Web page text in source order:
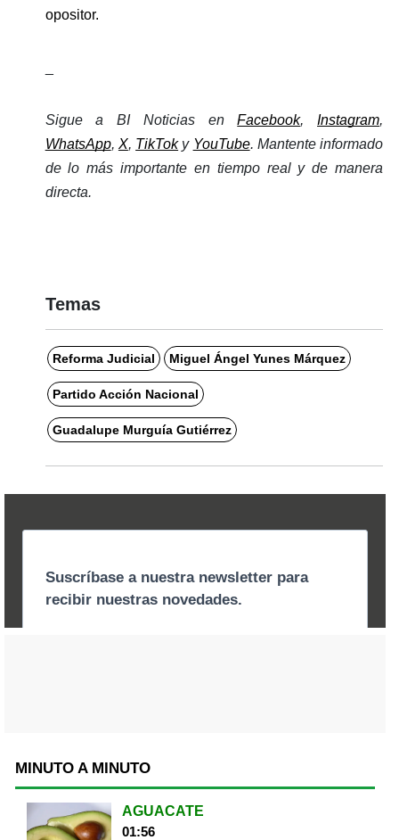
opositor.
Sigue a BI Noticias en Facebook, Instagram,
WhatsApp, X, TikTok y YouTube. Mantente informado
de lo más importante en tiempo real y de manera
directa.
Temas
Reforma Judicial Miguel Ángel Yunes Márquez
Partido Acción Nacional
Guadalupe Murguía Gutiérrez
MINUTO A MINUTO
AGUACATE
01:56